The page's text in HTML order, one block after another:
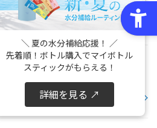
商品を詳しく見る
ズ
商品を詳しく見る
＼ 夏の水分補給応援！ ／
先着順！ボトル購入でマイボトル
スティックがもらえる！
詳細を見る ↗